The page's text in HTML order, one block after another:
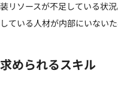
装リソースが不足している状
している人材が内部にいない
求められるスキル